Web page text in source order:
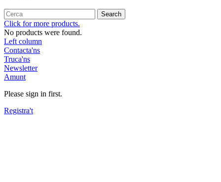
Search
Click for more products.
No products were found.
Left column
Contacta'ns
Truca'ns
Newsletter
Amunt
Please sign in first.
Registra't